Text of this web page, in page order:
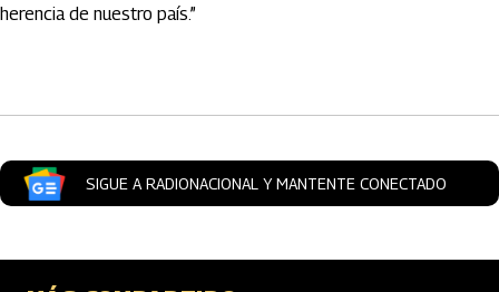
herencia de nuestro país.”
SIGUE A RADIONACIONAL Y MANTENTE CONECTADO